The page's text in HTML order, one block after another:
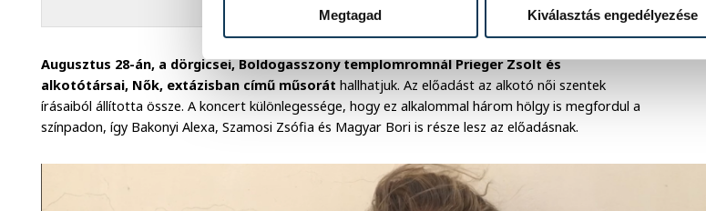
Megtagad Kiválasztás engedélyezése
Augusztus 28-án, a dörgicsei, Boldogasszony templomromnál Prieger Zsolt és
alkotótársai, Nők, extázisban című műsorát hallhatjuk. Az előadást az alkotó női szentek
írásaiból állította össze. A koncert különlegessége, hogy ez alkalommal három hölgy is megfordul a
színpadon, így Bakonyi Alexa, Szamosi Zsófia és Magyar Bori is része lesz az előadásnak.